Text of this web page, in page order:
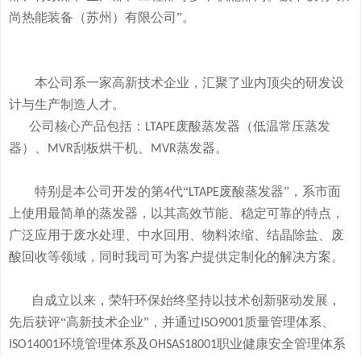
尚热能装备（苏州）有限公司”。
本公司系一家高新技术企业，汇聚了业内顶尖的研发设
计与生产制造人才。
公司核心产品包括： LTAPE废酸蒸发器 （低温常压蒸发
器）、
MVR刮板烘干机、 MVR蒸发器。
特别是本公司开发的第4代“LTAPE废酸蒸发器” ，系市面
上使用最简单的蒸发器， 以其高效节能、稳定可靠的特点，
广泛应用于废水处理、中水回用、物料浓缩、结晶除盐、废
酸回收等领域， 同时我司可为客户提供定制化的解决方案。
自成立以来，荣轩环保始终坚持以技术创新驱动发展，
先后获评“高新技术企业”，并通过 ISO9001质量管理体系、
ISO14001环境管理体系及OHSAS18001职业健康安全管理体系